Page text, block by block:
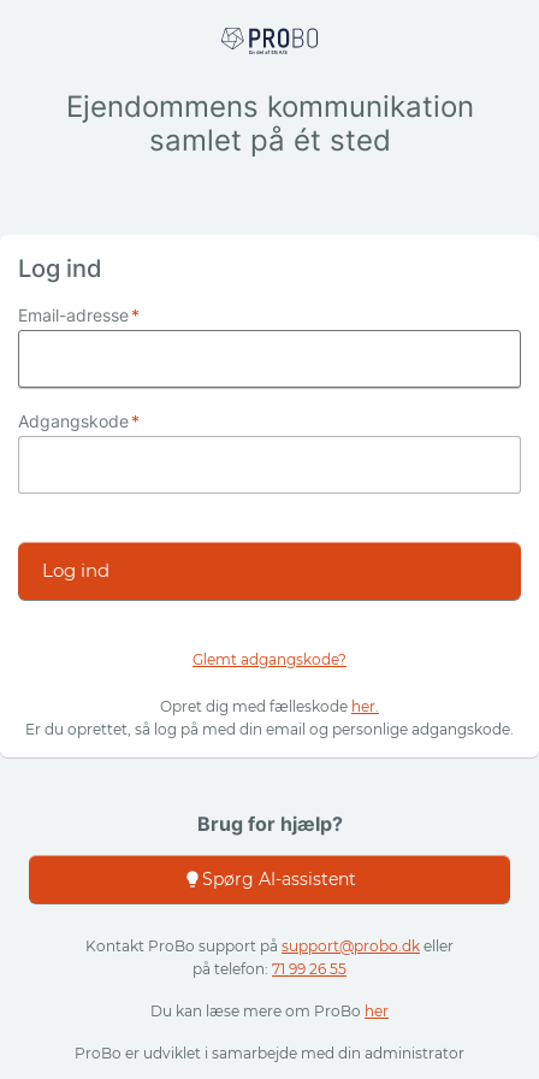
Ejendommens kommunikation
samlet på ét sted
Log ind
Email-adresse*
Adgangskode*
Log ind
Glemt adgangskode?
Opret dig med fælleskode her.
Er du oprettet, så log på med din email og personlige adgangskode.
Brug for hjælp?
Spørg AI-assistent
Kontakt ProBo support på support@probo.dk eller
på telefon: 71 99 26 55
Du kan læse mere om ProBo her
ProBo er udviklet i samarbejde med din administrator